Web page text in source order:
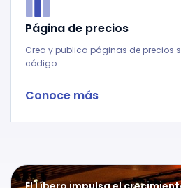
Página de precios
Crea y publica páginas de precios
código
Conoce más